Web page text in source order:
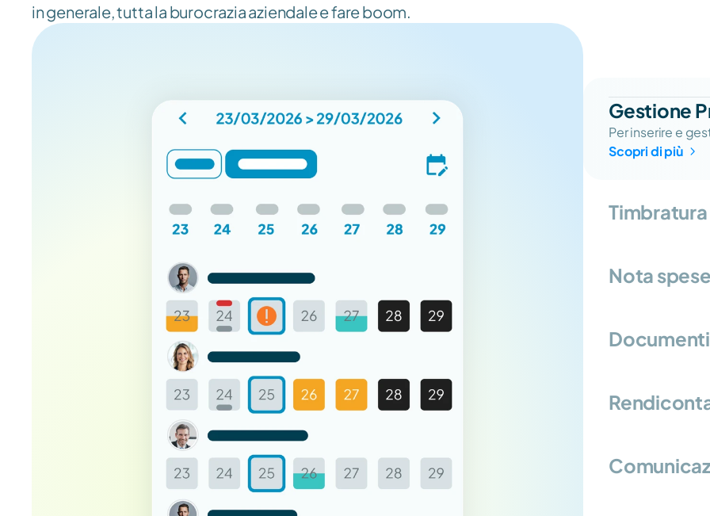
in generale, tutta la burocrazia aziendale e fare boom.
Gestione
Per inserire e
Scopri di più
Nota spese
Documenti